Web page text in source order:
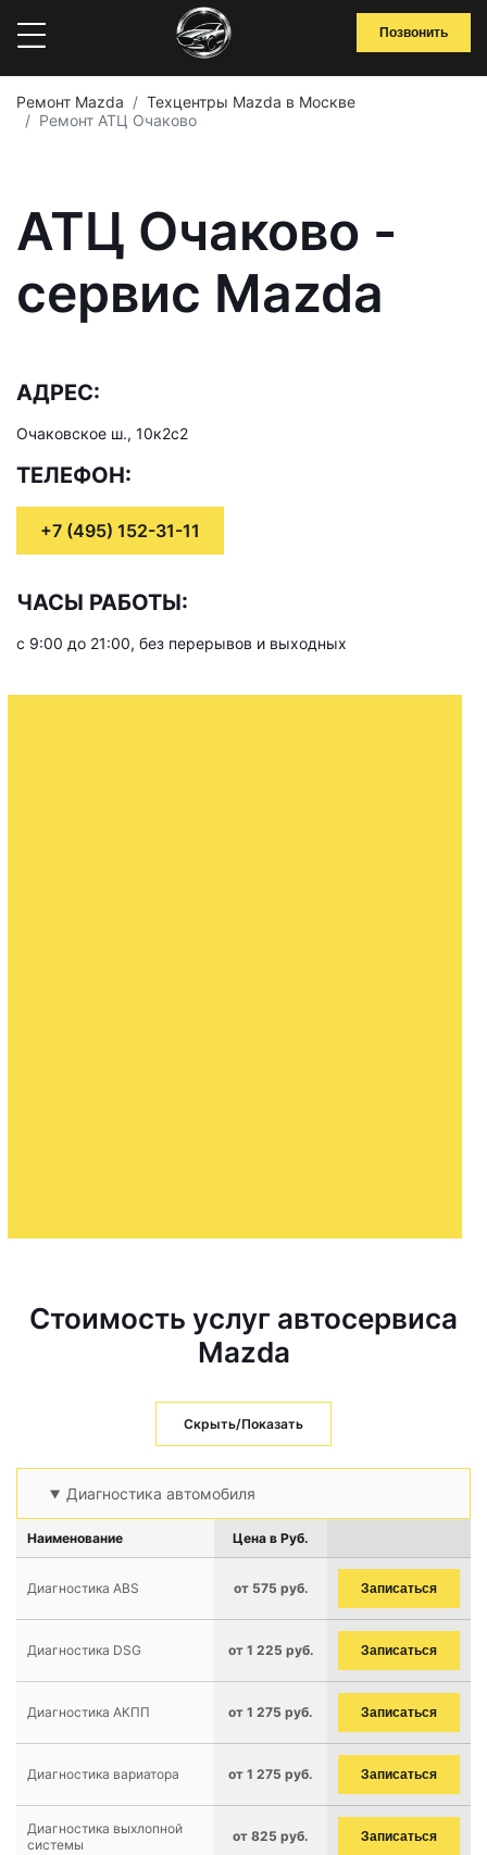
Позвонить
Ремонт Mazda
Техцентры Mazda в Москве
Ремонт АТЦ Очаково
АТЦ Очаково -
сервис Mazda
АДРЕС:
Очаковское ш., 10к2с2
ТЕЛЕФОН:
+7 (495) 152-31-11
ЧАСЫ РАБОТЫ:
с 9:00 до 21:00, без перерывов и выходных
Стоимость услуг автосервиса
Mazda
Скрыть/Показать
Диагностика автомобиля
Наименование Цена в Руб.
Диагностика ABS от 575 руб. Записаться
Диагностика DSG от 1 225 руб. Записаться
Диагностика АКПП от 1 275 руб. Записаться
Диагностика вариатора от 1 275 руб. Записаться
Диагностика выхлопной
системы
от 825 руб. Записаться